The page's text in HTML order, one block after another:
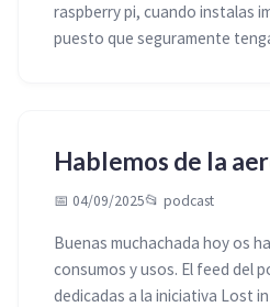
raspberry pi, cuando instalas
puesto que seguramente
Hablemos de la
📅 04/09/2025📂 podcast
Buenas muchachada hoy os
consumos y usos. El feed del
dedicadas a la iniciativa Lost